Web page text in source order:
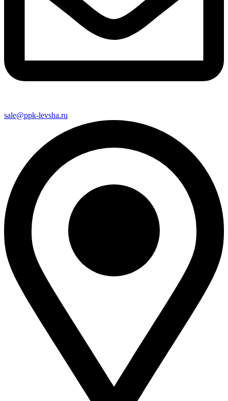
sale@ppk-levsha.ru